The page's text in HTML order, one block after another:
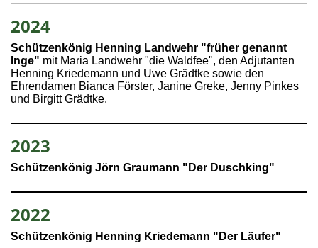
2024
Schützenkönig Henning Landwehr "früher genannt
Inge" mit Maria Landwehr "die Waldfee", den Adjutanten
Henning Kriedemann und Uwe Grädtke sowie den
Ehrendamen Bianca Förster, Janine Greke, Jenny Pinkes
und Birgitt Grädtke.
2023
Schützenkönig Jörn Graumann "Der Duschking"
2022
Schützenkönig Henning Kriedemann "Der Läufer"